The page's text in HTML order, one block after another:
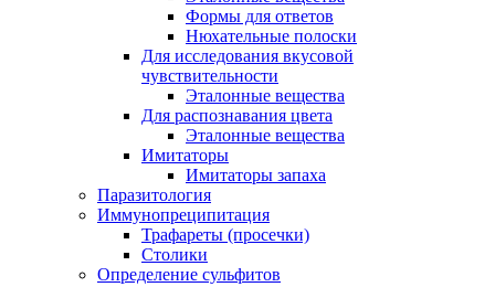
Формы для ответов
Нюхательные полоски
Для исследования вкусовой
чувствительности
Эталонные вещества
Для распознавания цвета
Эталонные вещества
Имитаторы
Имитаторы запаха
Паразитология
Иммунопреципитация
Трафареты (просечки)
Столики
Определение сульфитов